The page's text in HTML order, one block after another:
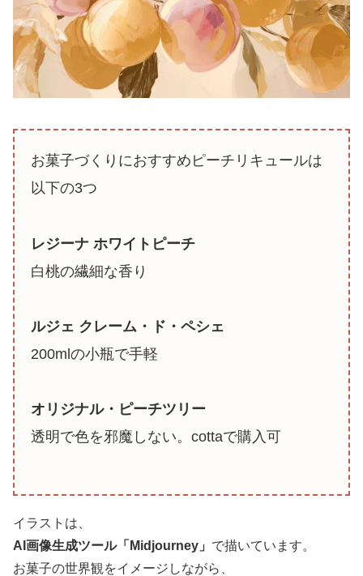
お菓子づくりにおすすめピーチリキュールは
以下の3つ
レジーナ ホワイトピーチ
白桃の繊細な香り
ルジェ クレーム・ド・ペシェ
200mlの小瓶で手軽
オリジナル・ピーチツリー
透明で色を邪魔しない。cottaで購入可
イラストは、
AI画像生成ツール「Midjourney」 で描いています。
お菓子の世界観をイメージしながら、